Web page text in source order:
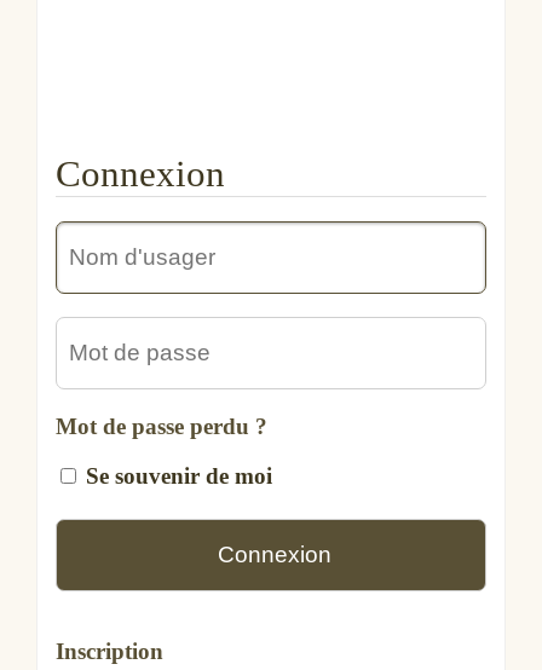
Connexion
Mot de passe perdu ?
Se souvenir de moi
Inscription